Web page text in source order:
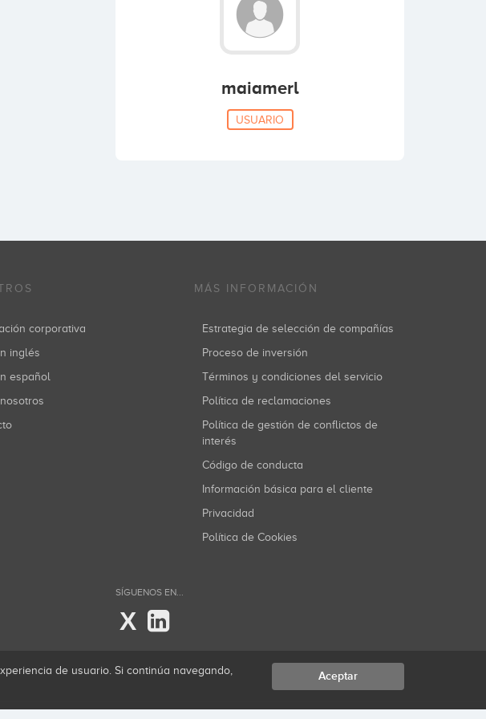
maiamerl
USUARIO
corporativa
inglés
español
nosotros
MÁS INFORMACIÓN
Estrategia de selección de compañías
Proceso de inversión
Términos y condiciones del servicio
Política de reclamaciones
Política de gestión de conflictos de
interés
Código de conducta
Información básica para el cliente
Privacidad
Política de Cookies
SÍGUENOS EN...
X
de usuario. Si continúa navegando,
Aceptar